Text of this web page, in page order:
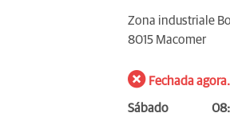
Zona industriale
8015 Macomer
Fechada agora.
Sábado